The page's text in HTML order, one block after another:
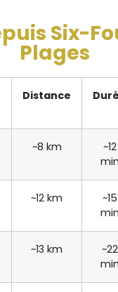
Six-
Plages
Distance
~8 km
~12
min
~12 km
~15
min
~13 km
~22
min